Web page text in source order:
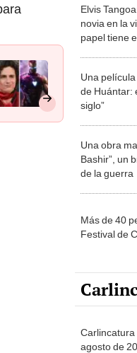
Elvis
novia en la
papel tiene
Una
de Huántar:
siglo”
Una obra
Bashir”, un
de la guerra
Más de 40
Festival de
Carlincatura
agosto de